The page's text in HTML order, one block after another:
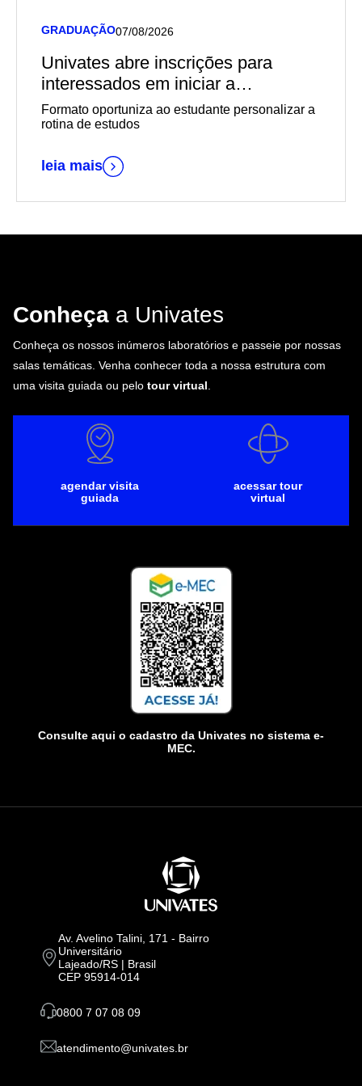
GRADUAÇÃO07/08/2026
Univates abre inscrições para
interessados em iniciar a
graduação EaD em outubro
Formato oportuniza ao estudante personalizar a
rotina de estudos
leia mais
Conheça a Univates
Conheça os nossos inúmeros laboratórios e passeie por nossas
salas temáticas. Venha conhecer toda a nossa estrutura com
uma visita guiada ou pelo tour virtual
agendar visita
guiada
acessar tour
virtual
Consulte aqui o cadastro da Univates no sistema e-
MEC.
Av. Avelino Talini, 171 - Bairro
Universitário
Lajeado/RS | Brasil
CEP 95914-014
0800 7 07 08 09
atendimento@univates.br